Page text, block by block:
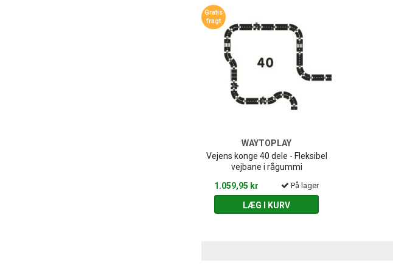
Gratis
fragt
WAYTOPLAY
Vejens konge 40 dele - Fleksibel
vejbane i rågummi
1.059,95 kr
På lager
LÆG I KURV